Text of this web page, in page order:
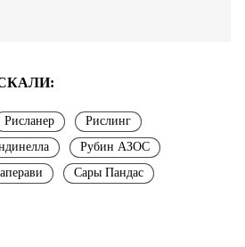
Рисланер
Рислинг
Рубин АЗОС
Сары Пандас